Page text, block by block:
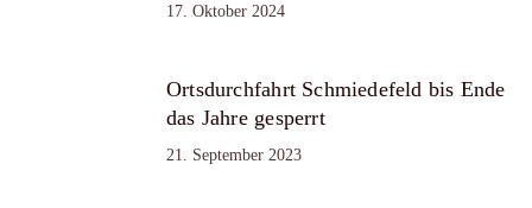
17. Oktober 2024
Ortsdurchfahrt Schmiedefeld bis Ende
das Jahre gesperrt
21. September 2023